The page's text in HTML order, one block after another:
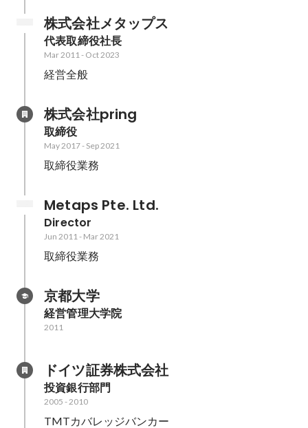
株式会社メタップス
代表取締役社長
Mar 2011- Oct 2023
経営全般
株式会社pring
取締役
May 2017- Sep 2021
取締役業務
Metaps Pte. Ltd.
Director
Jun 2011- Mar 2021
取締役業務
京都大学
経営管理大学院
2011
ドイツ証券株式会社
投資銀行部門
2005 -2010
TMTカバレッジバンカー